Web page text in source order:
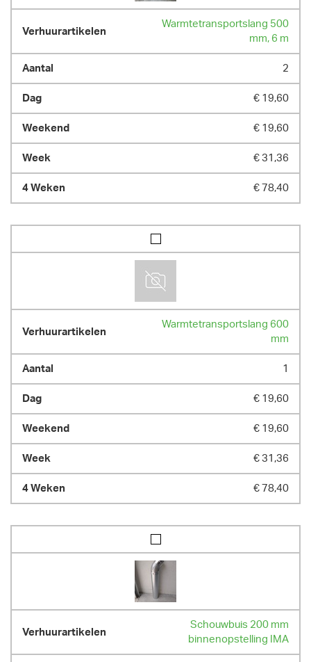
Warmtetransportslang 500
mm, 6 m
2
€ 19,60
€ 19,60
€ 31,36
€ 78,40
Warmtetransportslang 600
mm
1
€ 19,60
€ 19,60
€ 31,36
€ 78,40
Schouwbuis 200 mm
binnenopstelling IMA